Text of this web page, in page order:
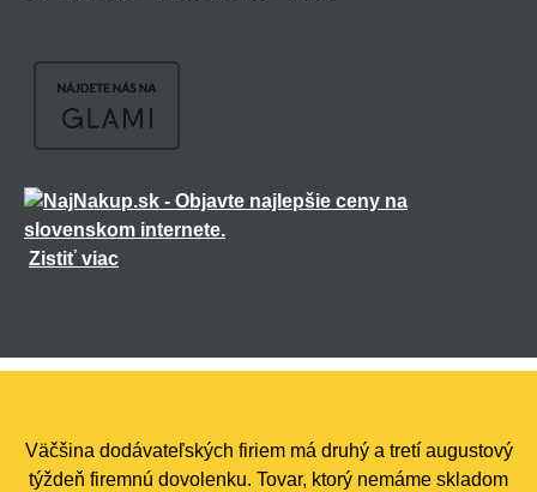
Zistiť viac
realizácia Shean.cz
Väčšina dodávateľských firiem má druhý a tretí augustový
týždeň firemnú dovolenku. Tovar, ktorý nemáme skladom